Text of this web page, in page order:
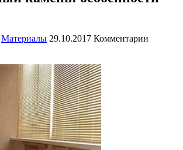
Материалы 29.10.2017 Комментарии